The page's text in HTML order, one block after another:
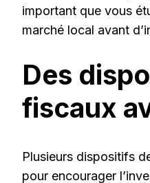
important que vous
marché local avant
Des
fiscaux
Plusieurs dispositifs
pour encourager